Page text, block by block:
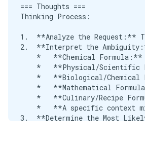
*   **Polarity:** Water is a
*   **Hydrogen Bonding:**
### 3. Formula in Physics/
If you are referring to a
*   **Specific Heat
*   **Density and Volume:**
=== Thoughts ===
Thinking Process:
1.  **Analyze the Request:**
2.  **Interpret the
*   **Chemical
*   **Physical/Scientific
*   **Biological/Chemical
*   **Mathematical
*   **Culinary/Recipe
*   **A specific context
3.  **Determine the Most